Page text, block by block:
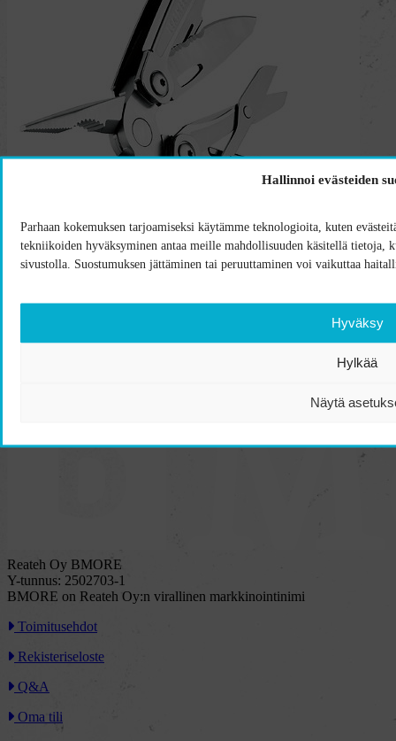
Hallinnoi evästeiden
Parhaan kokemuksen tarjoamiseksi käytämme teknologioita, kuten
tekniikoiden hyväksyminen antaa meille mahdollisuuden käsitellä tietoja,
sivustolla. Suostumuksen jättäminen tai peruuttaminen voi vaikuttaa
Hyväksy
Hylkää
Näytä
Reateh Oy BMORE
Y-tunnus: 2502703-1
BMORE on Reateh Oy:n virallinen markkinointinimi
Toimitusehdot
Rekisteriseloste
Q&A
Oma tili